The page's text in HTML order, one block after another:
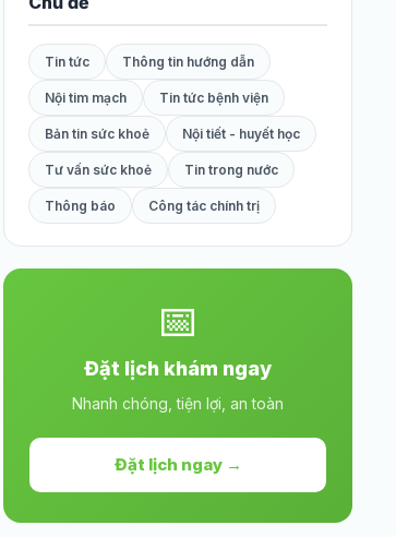
Tin tức Thông tin hướng dẫn
Nội tim mạch Tin tức bệnh viện
Bản tin sức khoẻ Nội tiết - huyết học
Tư vấn sức khoẻ Tin trong nước
Thông báo Công tác chính trị
📅
Đặt lịch khám ngay
Nhanh chóng, tiện lợi, an toàn
Đặt lịch ngay →